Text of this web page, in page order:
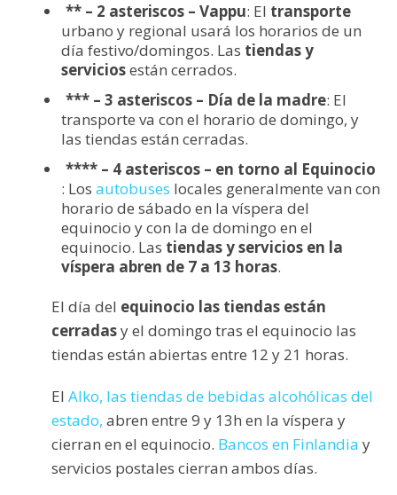
** – 2 asteriscos – Vappu: El transporte
urbano y regional usará los horarios de un
día festivo/domingos. Las tiendas y
serviciosestán cerrados.
*** – 3 asteriscos – Día de la madre: El
transporte va con el horario de domingo, y
las tiendas están cerradas.
**** – 4 asteriscos – en torno al Equinocio
: Los autobuses locales generalmente van con
horario de sábado en la víspera del
equinocio y con la de domingo en el
equinocio. Las tiendas y servicios en la
víspera abren de 7 a 13 horas.
El día del equinocio las tiendas están
cerradasy el domingo tras el equinocio las
tiendas están abiertas entre 12 y 21 horas.
El Alko, las tiendas de bebidas alcohólicas del
estado, abren entre 9 y 13h en la víspera y
cierran en el equinocio. Bancos en Finlandia y
servicios postales cierran ambos días.